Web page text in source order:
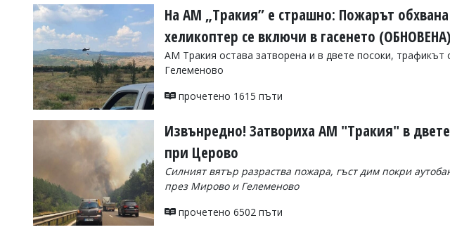
ЛАЙФСТАЙЛ
ВОЙНАТА
УКРАЙНА
СПОРТ
РАЗСЛЕДВАНЕ
Управители:
Веселин
Василев,
На АМ „Тракия” е страшно: Пожарът
хеликоптер се включи в гасенето (ОБНОВЕНА)
АМ Тракия остава затворена и в двете посоки, трафикът
Гелеменово
прочетено 1615 пъти
Извънредно! Затвориха АМ "Тракия" в
при Церово
Силният вятър разраства пожара, гъст дим покри
през Мирово и Гелеменово
прочетено 6502 пъти